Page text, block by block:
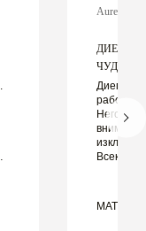
Aurelle in
ДИЕГО
ЧУДЕСЕН
Диего
работа
Всеки
го